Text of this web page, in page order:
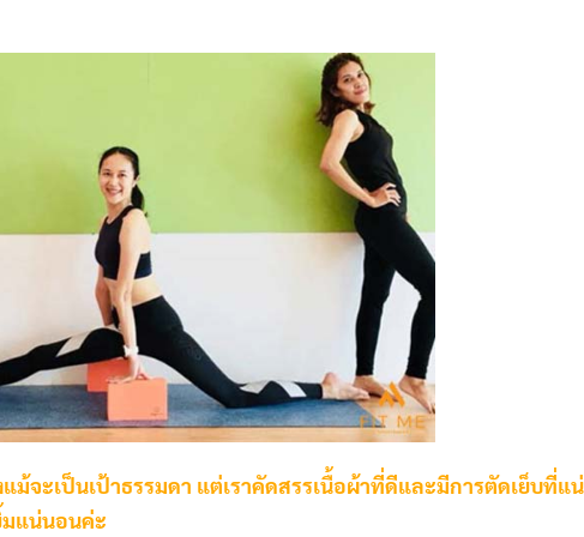
ม้จะเป็นเป้าธรรมดา แต่เราคัดสรรเนื้อผ้าที่ดีและมีการตัดเย็บที่แ
มแน่นอนค่ะ